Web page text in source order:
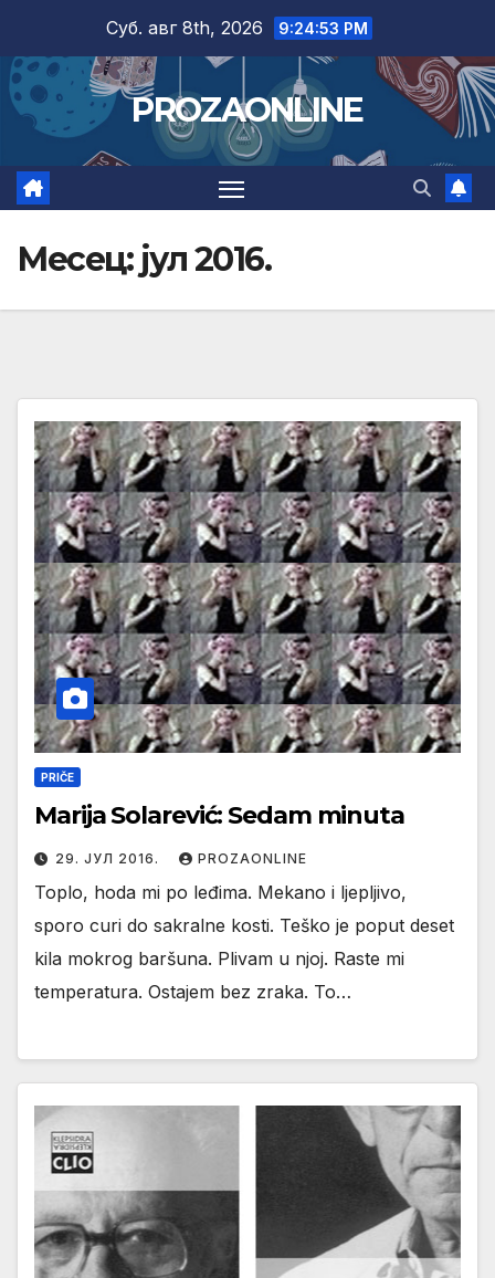
content
Суб. авг 8th, 2026 9:24:54 PM
PROZAONLINE
Месец: јул 2016.
PRIČE
Marija Solarević: Sedam minuta
29. ЈУЛ 2016. PROZAONLINE
Toplo, hoda mi po leđima. Mekano i ljepljivo,
sporo curi do sakralne kosti. Teško je poput deset
kila mokrog baršuna. Plivam u njoj. Raste mi
temperatura. Ostajem bez zraka. To…